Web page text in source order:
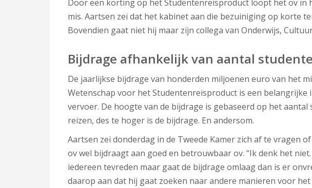
Door een korting op het Studentenreisproduct loopt het ov in
mis. Aartsen zei dat het kabinet aan die bezuiniging op korte
Bovendien gaat niet hij maar zijn collega van Onderwijs,
Bijdrage afhankelijk van aantal
De jaarlijkse bijdrage van honderden miljoenen euro van het
Wetenschap voor het Studentenreisproduct is een
vervoer. De hoogte van de bijdrage is gebaseerd op het
reizen, des te hoger is de bijdrage. En andersom.
Aartsen zei donderdag in de Tweede Kamer zich af te vragen
ov wel bijdraagt aan goed en betrouwbaar ov. “Ik denk het
iedereen tevreden maar gaat de bijdrage omlaag dan is er
daarop aan dat hij gaat zoeken naar andere manieren voor